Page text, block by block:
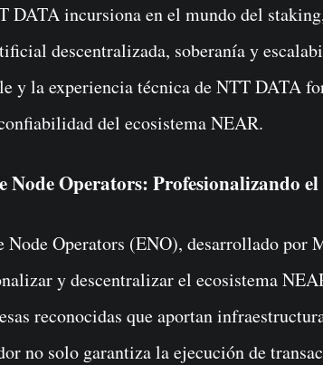
DATA incursiona en el mundo del
descentralizada, soberanía y
y la experiencia técnica de NTT DATA
del ecosistema NEAR.
Operators: Profesionalizando
Node Operators (ENO), desarrollado por
y descentralizar el ecosistema
reconocidas que aportan
no solo garantiza la ejecución de